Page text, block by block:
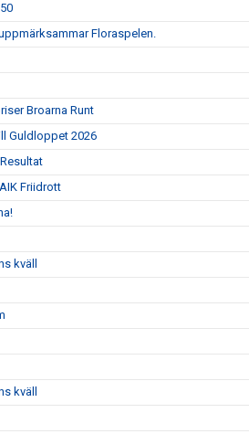
Floraspelen.
Broarna Runt
Guldloppet 2026
Friidrott
kväll
kväll